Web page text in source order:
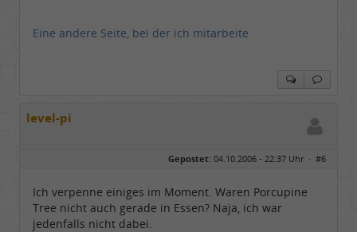
Eine andere Seite, bei der ich mitarbeite
level-pi
Gepostet: 04.10.2006 - 22:37 Uhr · #6
Ich verpenne einiges im Moment. Waren Porcupine
Tree nicht auch gerade in Essen? Naja, ich war
jedenfalls nicht dabei.